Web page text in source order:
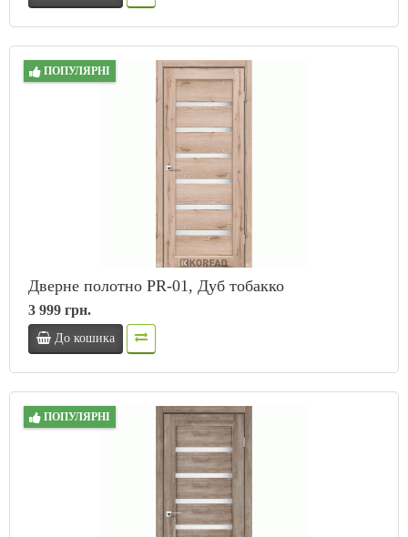
ПОПУЛЯРНІ
Дверне полотно PR-01, Дуб тобакко
3 999 грн.
До кошика
ПОПУЛЯРНІ